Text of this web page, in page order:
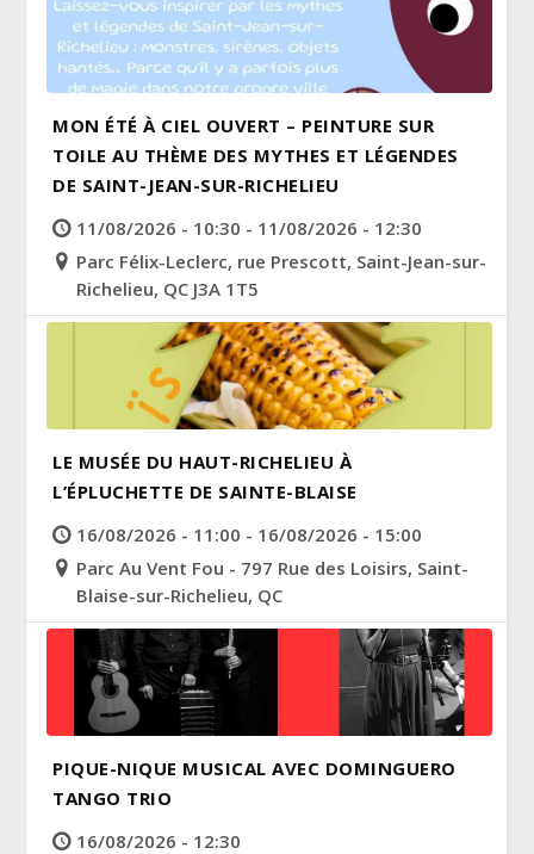
MON ÉTÉ À CIEL OUVERT – PEINTURE SUR
TOILE AU THÈME DES MYTHES ET LÉGENDES
DE SAINT-JEAN-SUR-RICHELIEU
11/08/2026 - 10:30 - 11/08/2026 - 12:30
Parc Félix-Leclerc, rue Prescott, Saint-Jean-sur-
Richelieu, QC J3A 1T5
LE MUSÉE DU HAUT-RICHELIEU À
L’ÉPLUCHETTE DE SAINTE-BLAISE
16/08/2026 - 11:00 - 16/08/2026 - 15:00
Parc Au Vent Fou - 797 Rue des Loisirs, Saint-
Blaise-sur-Richelieu, QC
PIQUE-NIQUE MUSICAL AVEC DOMINGUERO
TANGO TRIO
16/08/2026 - 12:30